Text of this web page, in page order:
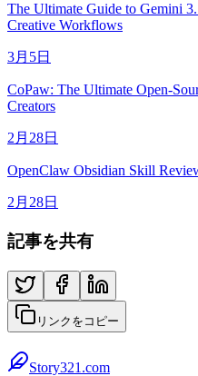
The Ultimate Guide to Gemini
Creative Workflows
3月5日
CoPaw: The Ultimate Open-
Creators
2月28日
OpenClaw Obsidian Skill
2月28日
記事を共有
リンクをコピー
Story321.com